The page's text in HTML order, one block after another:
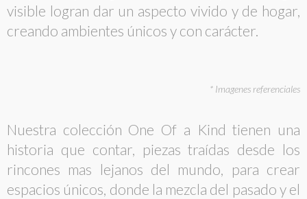
visible logran dar un aspecto vivido y de hogar,
creando ambientes únicos y con carácter.
* Imagenes referenciales
Nuestra colección One Of a Kind tienen una
historia que contar, piezas traídas desde los
rincones mas lejanos del mundo, para crear
espacios únicos, donde la mezcla del pasado y el